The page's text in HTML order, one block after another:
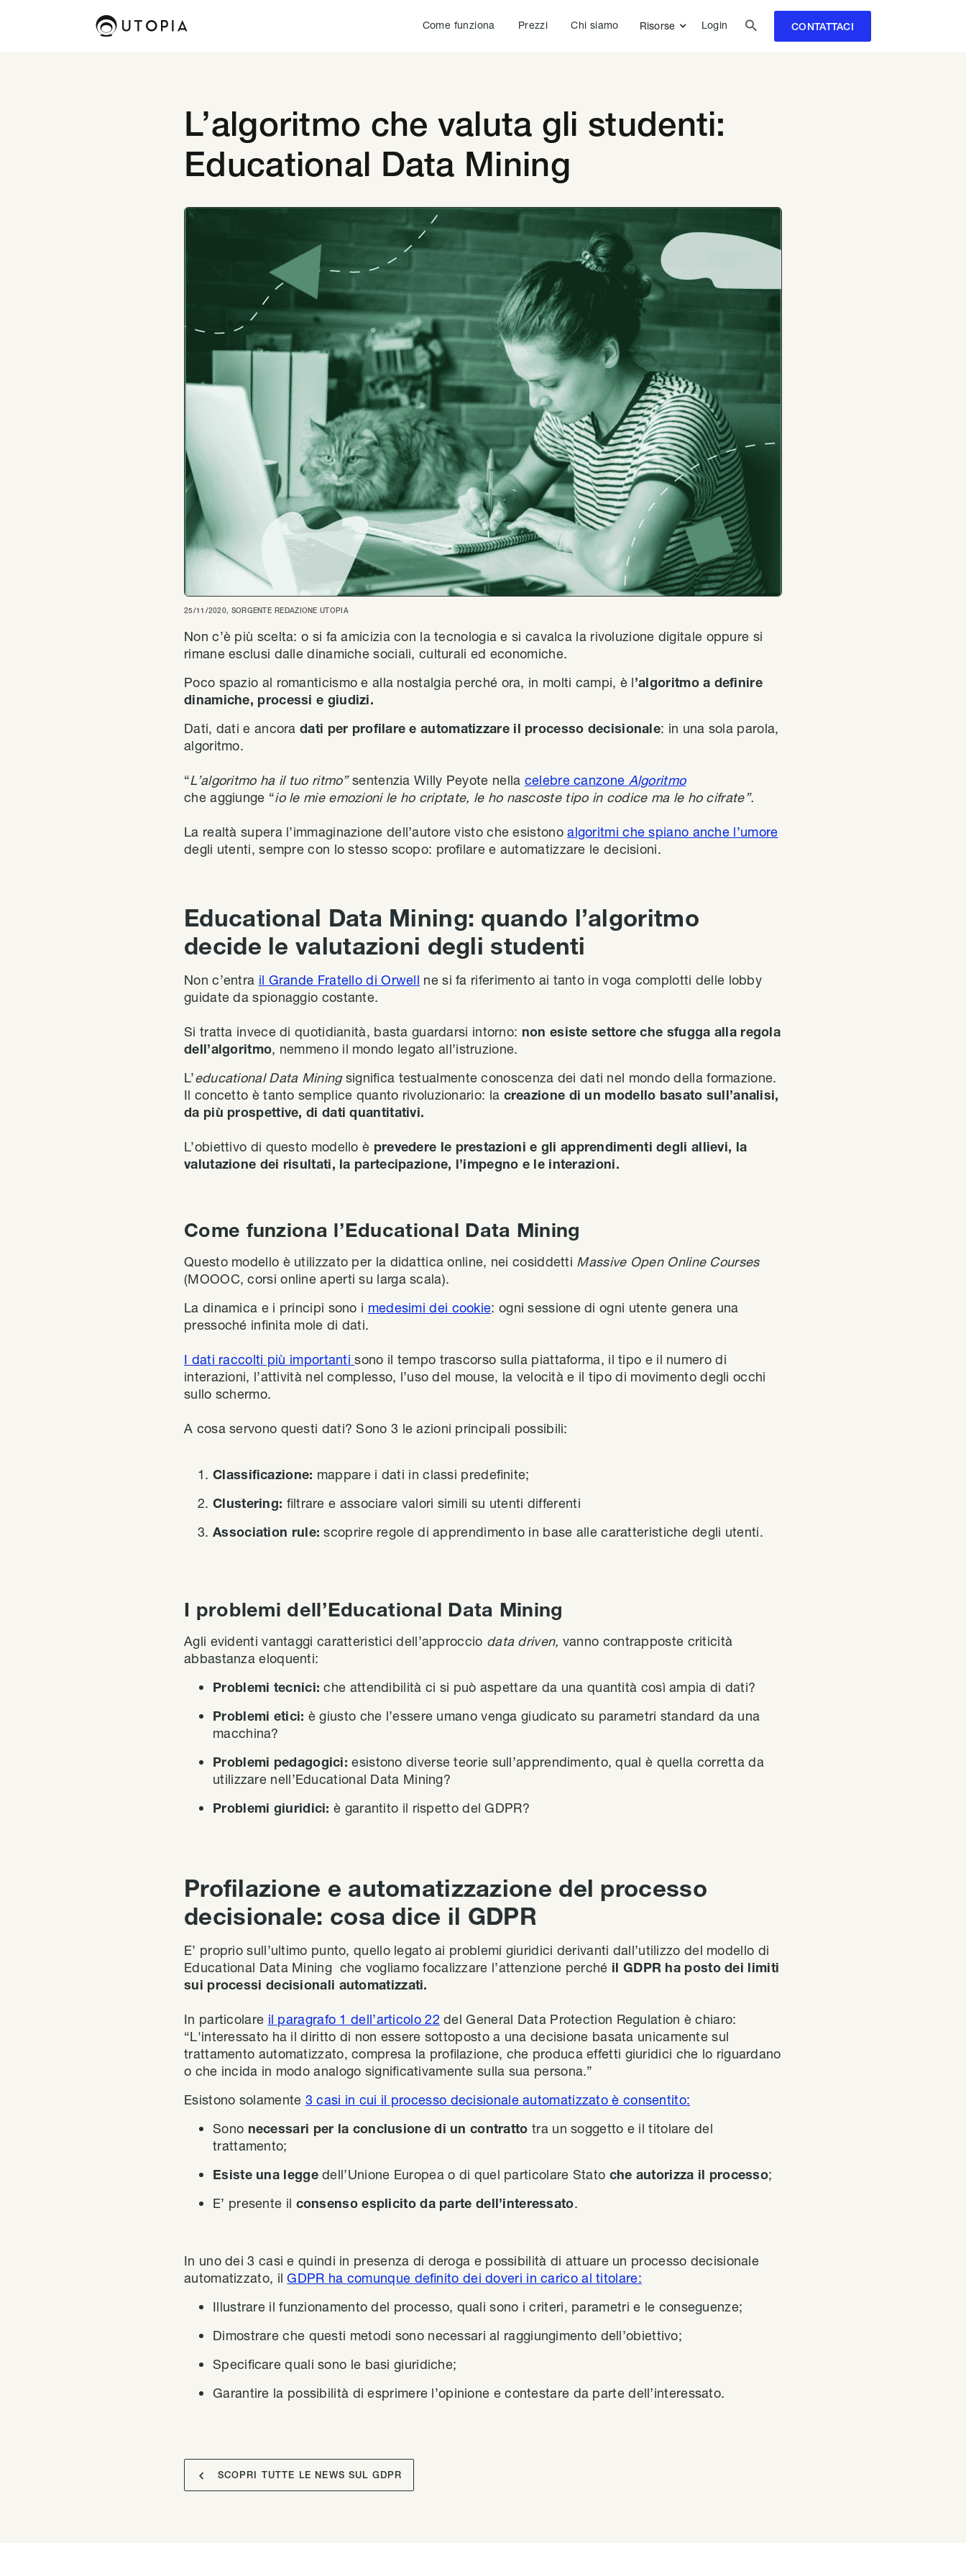
Come funziona Prezzi Chi siamo Risorse Login  CONTATTACI
L’algoritmo che valuta gli studenti:
Educational Data Mining
25/11/2020, SORGENTE REDAZIONE UTOPIA
Non c’è più scelta: o si fa amicizia con la tecnologia e si cavalca la rivoluzione digitale oppure si
rimane esclusi dalle dinamiche sociali, culturali ed economiche.
Poco spazio al romanticismo e alla nostalgia perché ora, in molti campi, è l’algoritmo a definire
dinamiche, processi e giudizi.
Dati, dati e ancora dati per profilare e automatizzare il processo decisionale: in una sola parola,
algoritmo.
“L’algoritmo ha il tuo ritmo”sentenzia Willy Peyote nella celebre canzone Algoritmo
che aggiunge “io le mie emozioni le ho criptate, le ho nascoste tipo in codice ma le ho cifrate”.
La realtà supera l’immaginazione dell’autore visto che esistonoalgoritmi che spiano anche l’umore
degli utenti, sempre con lo stesso scopo: profilare e automatizzare le decisioni.
Educational Data Mining: quando l’algoritmo
decide le valutazioni degli studenti
Non c’entra il Grande Fratello di Orwell ne si fa riferimento ai tanto in voga complotti delle lobby
guidate da spionaggio costante.
Si tratta invece di quotidianità, basta guardarsi intorno: non esiste settore che sfugga alla regola
dell’algoritmo, nemmeno il mondo legato all’istruzione.
L’educational Data Miningsignifica testualmente conoscenza dei dati nel mondo della formazione.
Il concetto è tanto semplice quanto rivoluzionario: la creazione di un modello basato sull’analisi,
da più prospettive, di dati quantitativi.
L’obiettivo di questo modello è prevedere le prestazioni e gli apprendimenti degli allievi, la
valutazione dei risultati, la partecipazione, l’impegno e le interazioni.
Come funziona l’Educational Data Mining
Questo modello è utilizzato per la didattica online, nei cosiddetti Massive Open Online Courses
(MOOOC, corsi online aperti su larga scala).
La dinamica e i principi sono i medesimi dei cookie: ogni sessione di ogni utente genera una
pressoché infinita mole di dati.
I dati raccolti più importantisono il tempo trascorso sulla piattaforma, il tipo e il numero di
interazioni, l’attività nel complesso, l’uso del mouse, la velocità e il tipo di movimento degli occhi
sullo schermo.
A cosa servono questi dati? Sono 3 le azioni principali possibili:
Classificazione: mappare i dati in classi predefinite;
Clustering: filtrare e associare valori simili su utenti differenti
Association rule:scoprire regole di apprendimento in base alle caratteristiche degli utenti.
I problemi dell’Educational Data Mining
Agli evidenti vantaggi caratteristici dell’approccio data driven, vanno contrapposte criticità
abbastanza eloquenti:
Problemi tecnici:che attendibilità ci si può aspettare da una quantità così ampia di dati?
Problemi etici: è giusto che l’essere umano venga giudicato su parametri standard da una
macchina?
Problemi pedagogici: esistono diverse teorie sull’apprendimento, qual è quella corretta da
utilizzare nell’Educational Data Mining?
Problemi giuridici: è garantito il rispetto del GDPR?
Profilazione e automatizzazione del processo
decisionale: cosa dice il GDPR
E’ proprio sull’ultimo punto, quello legato ai problemi giuridici derivanti dall’utilizzo del modello di
Educational Data Mining che vogliamo focalizzare l’attenzione perché il GDPR ha posto dei limiti
sui processi decisionali automatizzati.
In particolare il paragrafo 1 dell’articolo 22 del General Data Protection Regulation è chiaro:
“L'interessato ha il diritto di non essere sottoposto a una decisione basata unicamente sul
trattamento automatizzato, compresa la profilazione, che produca effetti giuridici che lo riguardano
o che incida in modo analogo significativamente sulla sua persona.”
Esistono solamente 3 casi in cui il processo decisionale automatizzato è consentito:
Sono necessari per la conclusione di un contratto tra un soggetto e il titolare del
trattamento;
Esiste una leggedell’Unione Europea o di quel particolare Stato che autorizza il processo;
E’ presente il consenso esplicito da parte dell’interessato.
In uno dei 3 casi e quindi in presenza di deroga e possibilità di attuare un processo decisionale
automatizzato, ilGDPR ha comunque definito dei doveri in carico al titolare:
Illustrare il funzionamento del processo, quali sono i criteri, parametri e le conseguenze;
Dimostrare che questi metodi sono necessari al raggiungimento dell’obiettivo;
Specificare quali sono le basi giuridiche;
Garantire la possibilità di esprimere l’opinione e contestare da parte dell’interessato.
 SCOPRI TUTTE LE NEWS SUL GDPR